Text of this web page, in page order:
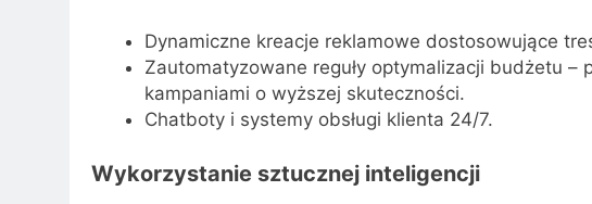
Dynamiczne kreacje reklamowe dostosowujące
Zautomatyzowane reguły optymalizacji budżetu –
kampaniami o wyższej skuteczności.
Chatboty i systemy obsługi klienta 24/7.
Wykorzystanie sztucznej inteligencji